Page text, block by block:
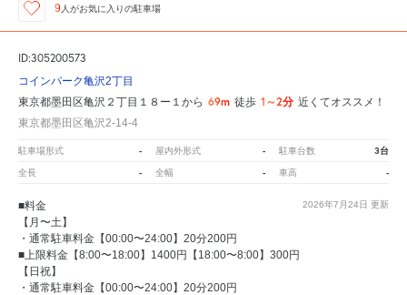
9 人がお気に入りの駐車場
ID:305200573
コインパーク亀沢2丁目
東京都墨田区亀沢２丁目１８ー１から 69m 徒歩 1～2分 近くてオススメ！
東京都墨田区亀沢2-14-4
駐車場形式 - 屋内外形式 - 駐車台数 3台
全長 - 全幅 - 車高 -
2026年7月24日 更新
■料金
【月〜土】
・通常駐車料金【00:00〜24:00】20分200円
■上限料金【8:00〜18:00】1400円【18:00〜8:00】300円
【日祝】
・通常駐車料金【00:00〜24:00】20分200円